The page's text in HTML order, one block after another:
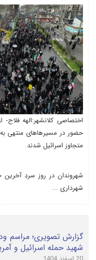
اختصاصی کلانشهر:الهه
حضور در مسیرهاهای منتهی به
متجاوز اسرائیل شدند.
شهروندان در روز سردِ آخرین
شهرداری ...
شهید حمله اسرائیل و